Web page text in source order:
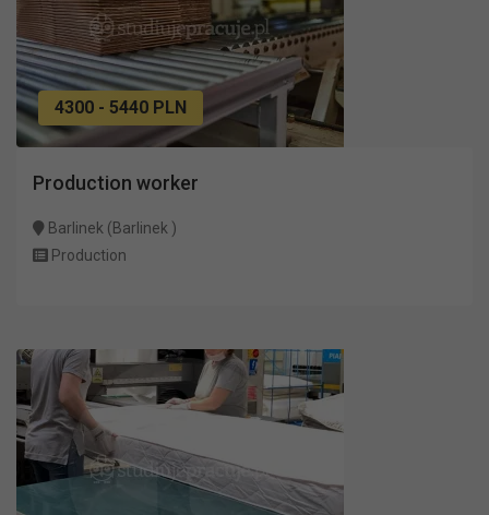
4300 - 5440 PLN
Production worker
Barlinek (Barlinek )
Production